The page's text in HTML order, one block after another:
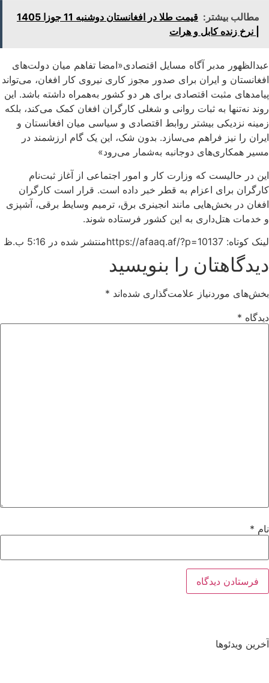
مطالب بیشتر:
قیمت طلا در افغانستان دوشنبه 11 جوزا 1405
| نرخ زنده کابل و هرات
عبدالظهور مدبر آگاه مسایل اقتصادی«امضا تفاهم میان دولت‌های
افغانستان و ایران برای صدور مجوز کاری نیروی کار افغان، می‌تواند
پیامدهای مثبت اقتصادی برای هر دو کشور به‌همراه داشته باشد. این
روند نه‌تنها به ثبات روانی و شغلی کارگران افغان کمک می‌کند، بلکه
زمینه نزدیکی بیشتر روابط اقتصادی و سیاسی میان افغانستان و
ایران را نیز فراهم می‌سازد. بدون شک، این یک گام ارزشمند در
مسیر همکاری‌های دوجانبه به‌شمار می‌رود»
این در حالیست که وزارت کار و امور اجتماعی از آغاز ثبت‌نام
کارگران برای اعزام به قطر خبر داده است. قرار است کارگران
افغان در بخش‌هایی مانند انجینری برق، ترمیم وسایط برقی، آشپزی
و خدمات هتل‌داری به این کشور فرستاده شوند.
لینک کوتاه: https://afaaq.af/?p=10137
منتشر شده در 5:16 ب.ظ
دیدگاهتان را بنویسید
بخش‌های موردنیاز علامت‌گذاری شده‌اند *
دیدگاه *
نام *
آخرین ویدئوها